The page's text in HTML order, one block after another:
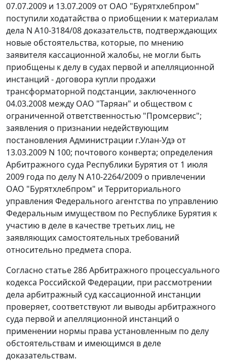
07.07.2009 и 13.07.2009 от ОАО "Бурятхлебпром"
поступили ходатайства о приобщении к материалам
дела N А10-3184/08 доказательств, подтверждающих
новые обстоятельства, которые, по мнению
заявителя кассационной жалобы, не могли быть
приобщены к делу в судах первой и апелляционной
инстанций - договора купли продажи
трансформаторной подстанции, заключенного
04.03.2008 между ОАО "Таряан" и обществом с
ограниченной ответственностью "Промсервис";
заявления о признании недействующим
постановления Администрации г.Улан-Удэ от
13.03.2009 N 100; почтового конверта; определения
Арбитражного суда Республики Бурятия от 1 июля
2009 года по делу N А10-2264/2009 о привлечении
ОАО "Бурятхлебпром" и Территориального
управления Федерального агентства по управлению
Федеральным имуществом по Республике Бурятия к
участию в деле в качестве третьих лиц, не
заявляющих самостоятельных требований
относительно предмета спора.
Согласно статье 286Арбитражного процессуального
кодекса Российской Федерации, при рассмотрении
дела арбитражный суд кассационной инстанции
проверяет, соответствуют ли выводы арбитражного
суда первой и апелляционной инстанций о
применении нормы права установленным по делу
обстоятельствам и имеющимся в деле
доказательствам.